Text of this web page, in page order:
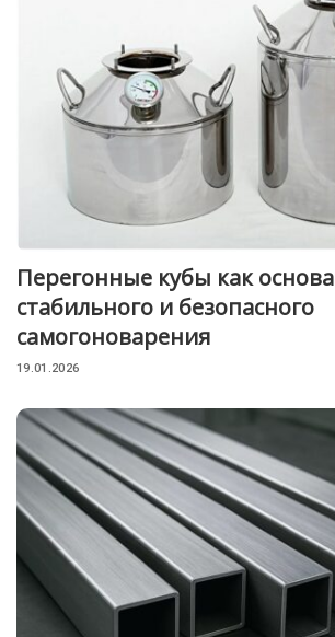
Перегонные кубы как основа
стабильного и безопасного
самогоноварения
19.01.2026